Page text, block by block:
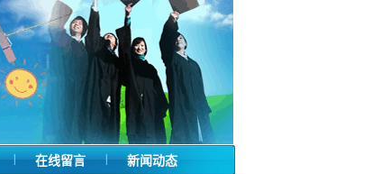
| 在线留言 | 新闻动态